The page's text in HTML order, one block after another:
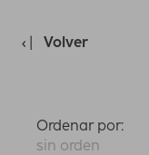
Volver
Ordenar por:
sin orden